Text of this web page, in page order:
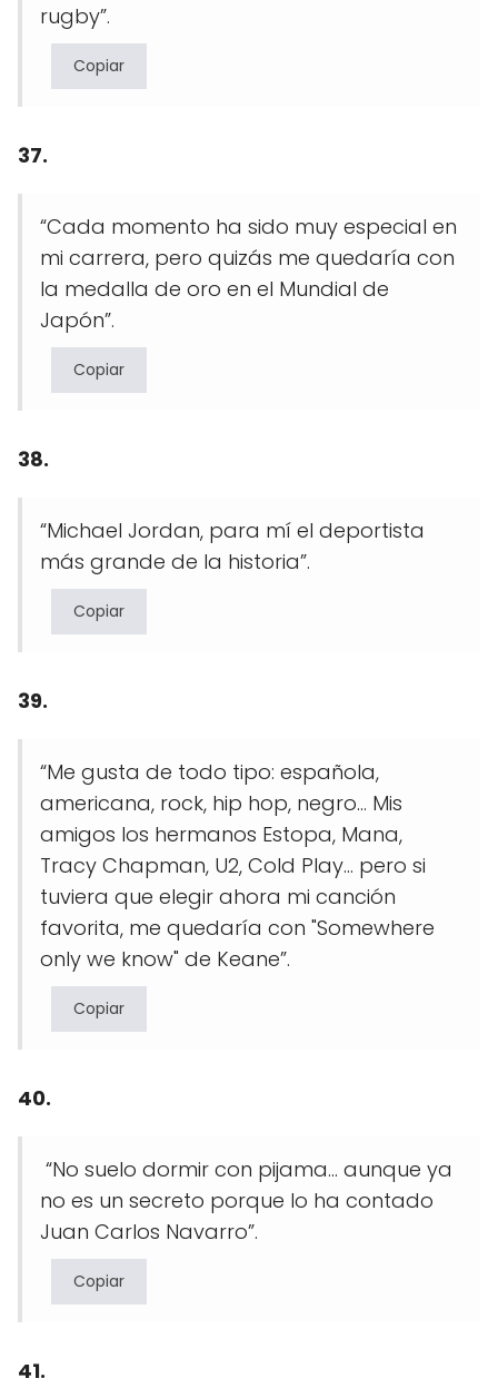
rugby”.
Copiar
37.
“Cada momento ha sido muy especial en
mi carrera, pero quizás me quedaría con
la medalla de oro en el Mundial de
Japón”.
Copiar
38.
“Michael Jordan, para mí el deportista
más grande de la historia”.
Copiar
39.
“Me gusta de todo tipo: española,
americana, rock, hip hop, negro… Mis
amigos los hermanos Estopa, Mana,
Tracy Chapman, U2, Cold Play… pero si
tuviera que elegir ahora mi canción
favorita, me quedaría con "Somewhere
only we know" de Keane”.
Copiar
40.
“No suelo dormir con pijama… aunque ya
no es un secreto porque lo ha contado
Juan Carlos Navarro”.
Copiar
41.